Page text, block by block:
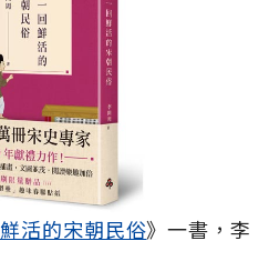
活的宋朝民俗》一書，李